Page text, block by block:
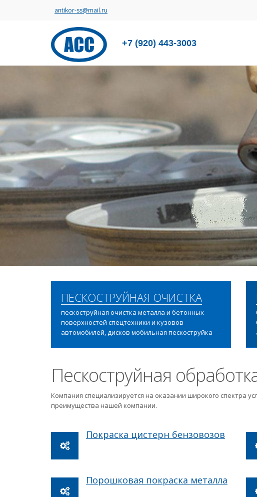
antikor-ss@mail.ru
+7 (920) 443-3003
ПЕСКОСТРУЙНАЯ ОЧИСТКА
пескоструйная очистка металла и бетонных
поверхностей спецтехники и кузовов
автомобилей, дисков мобильная пескоструйка
Пескоструйная
Компания специализируется на оказании широкого спектра
преимущества нашей компании.
Покраска цистерн бензовозов
Порошковая покраска металла